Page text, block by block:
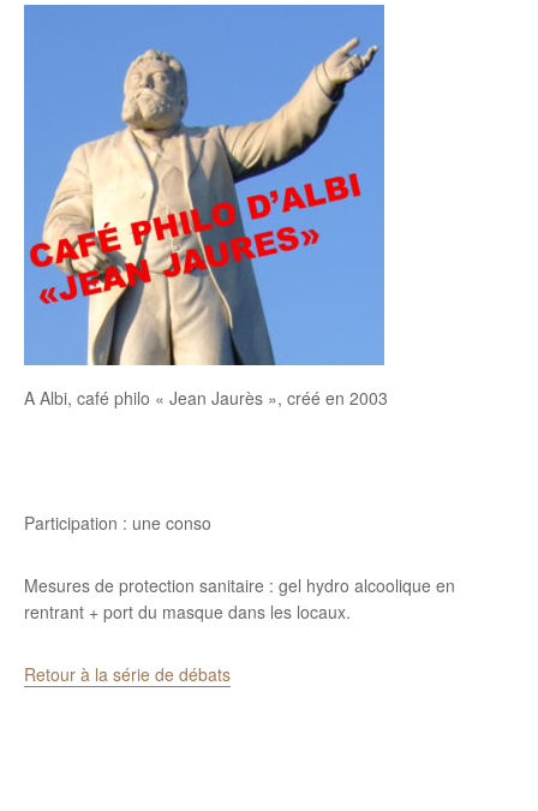
A Albi, café philo « Jean Jaurès », créé en 2003
Participation : une conso
Mesures de protection sanitaire : gel hydro alcoolique en
rentrant + port du masque dans les locaux.
Retour à la série de débats